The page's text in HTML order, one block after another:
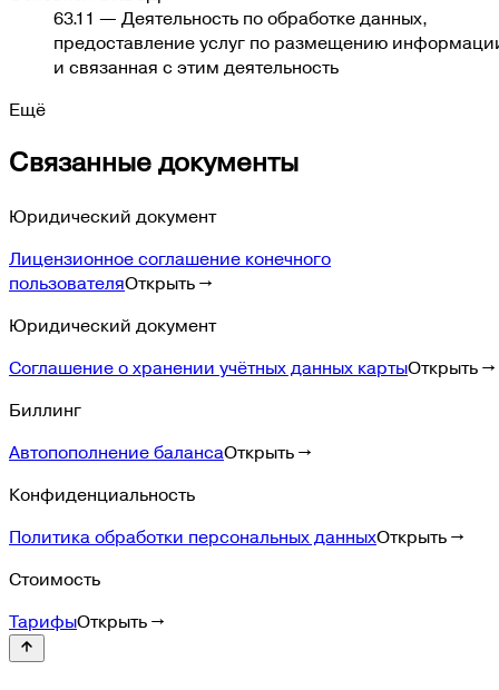
63.11 — Деятельность по обработке данных,
предоставление услуг по размещению
и связанная с этим деятельность
Ещё
Связанные документы
Юридический документ
Лицензионное соглашение конечного
пользователяОткрыть →
Юридический документ
Соглашение о хранении учётных данных картыОткрыть →
Биллинг
Автопополнение балансаОткрыть →
Конфиденциальность
Политика обработки персональных данныхОткрыть →
Стоимость
ТарифыОткрыть →